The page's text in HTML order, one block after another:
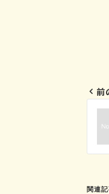
投
稿
ナ
前
関連